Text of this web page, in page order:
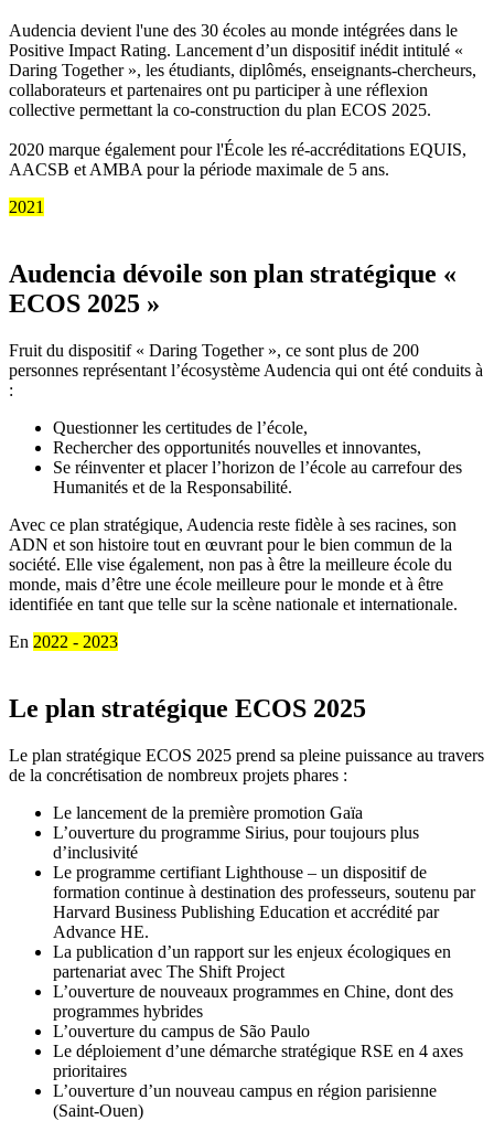
Audencia devient l'une des 30 écoles au monde intégrées dans le
Positive Impact Rating. Lancement d’un dispositif inédit intitulé «
Daring Together », les étudiants, diplômés, enseignants-chercheurs,
collaborateurs et partenaires ont pu participer à une réflexion
collective permettant la co-construction du plan ECOS 2025.
2020 marque également pour l'École les ré-accréditations EQUIS,
AACSB et AMBA pour la période maximale de 5 ans.
2021
Audencia dévoile son plan stratégique «
ECOS 2025 »
Fruit du dispositif « Daring Together », ce sont plus de 200
personnes représentant l’écosystème Audencia qui ont été conduits à
:
Questionner les certitudes de l’école,
Rechercher des opportunités nouvelles et innovantes,
Se réinventer et placer l’horizon de l’école au carrefour des
Humanités et de la Responsabilité.
Avec ce plan stratégique, Audencia reste fidèle à ses racines, son
ADN et son histoire tout en œuvrant pour le bien commun de la
société. Elle vise également, non pas à être la meilleure école du
monde, mais d’être une école meilleure pour le monde et à être
identifiée en tant que telle sur la scène nationale et internationale.
En 2022 - 2023
Le plan stratégique ECOS 2025
Le plan stratégique ECOS 2025 prend sa pleine puissance au travers
de la concrétisation de nombreux projets phares :
Le lancement de la première promotion Gaïa
L’ouverture du programme Sirius, pour toujours plus
d’inclusivité
Le programme certifiant Lighthouse – un dispositif de
formation continue à destination des professeurs, soutenu par
Harvard Business Publishing Education et accrédité par
Advance HE.
La publication d’un rapport sur les enjeux écologiques en
partenariat avec The Shift Project
L’ouverture de nouveaux programmes en Chine, dont des
programmes hybrides
L’ouverture du campus de São Paulo
Le déploiement d’une démarche stratégique RSE en 4 axes
prioritaires
L’ouverture d’un nouveau campus en région parisienne
(Saint-Ouen)